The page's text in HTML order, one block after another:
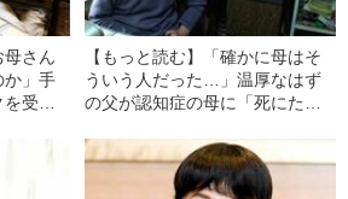
母さん
か」手
受け
驚きの
【もっと読む】「確かに母はそ
ういう人だった…」温厚なはず
の父が認知症の母に「死にたい
由